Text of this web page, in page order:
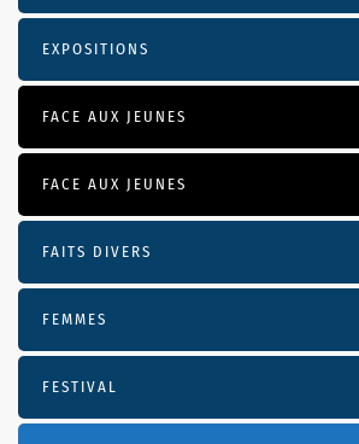
EXPOSITIONS
FACE AUX JEUNES
FACE AUX JEUNES
FAITS DIVERS
FEMMES
FESTIVAL